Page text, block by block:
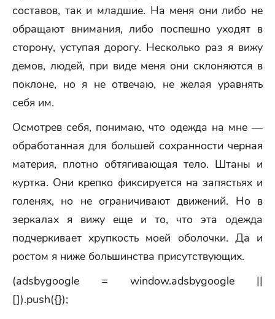
составов, так и младшие. На меня они либо не
обращают внимания, либо поспешно уходят в
сторону, уступая дорогу. Несколько раз я вижу
демов, людей, при виде меня они склоняются в
поклоне, но я не отвечаю, не желая уравнять
себя им.
Осмотрев себя, понимаю, что одежда на мне —
обработанная для большей сохранности черная
материя, плотно обтягивающая тело. Штаны и
куртка. Они крепко фиксируется на запястьях и
голенях, но не ограничивают движений. Но в
зеркалах я вижу еще и то, что эта одежда
подчеркивает хрупкость моей оболочки. Да и
ростом я ниже большинства присутствующих.
(adsbygoogle = window.adsbygoogle ||
[]).push({});